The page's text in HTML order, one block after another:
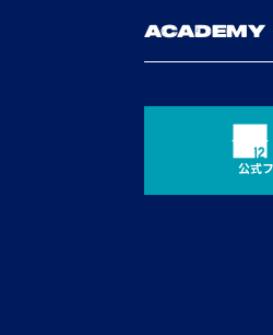
ACADEMY
公式